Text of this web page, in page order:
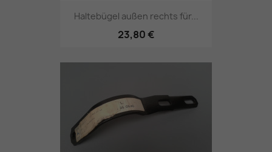
Haltebügel außen rechts für...
23,80 €